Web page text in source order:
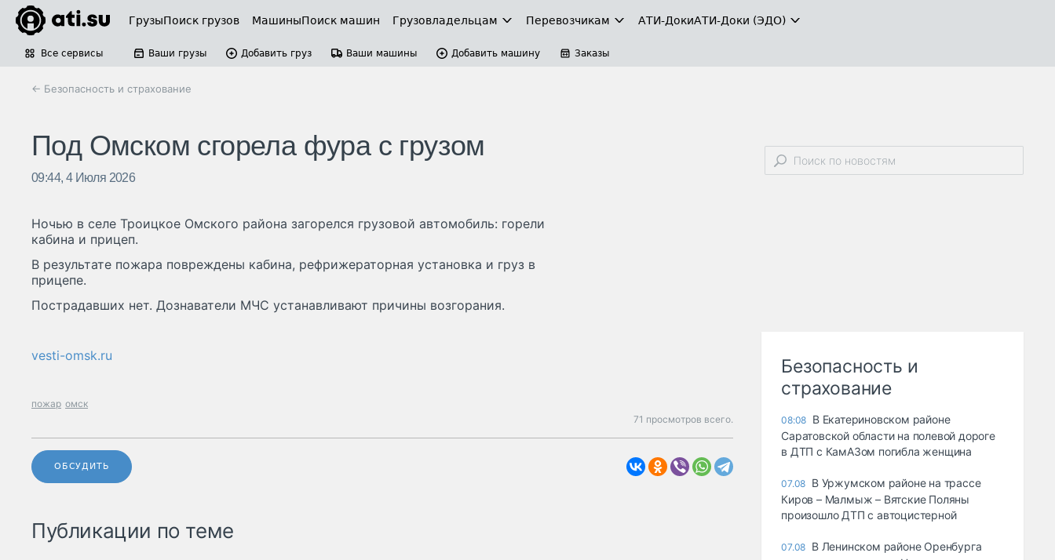
ГрузыПоиск грузов МашиныПоиск машин Грузовладельцам Перевозчикам АТИ-ДокиАТИ-Доки (ЭДО)
Все сервисы Ваши грузы Добавить груз Ваши машины Добавить машину Заказы
← Безопасность и страхование
Под Омском сгорела фура с грузом
09:44, 4 Июля 2026
Ночью в селе Троицкое Омского района загорелся грузовой автомобиль: горели
кабина и прицеп.
В результате пожара повреждены кабина, рефрижераторная установка и груз в
прицепе.
Пострадавших нет. Дознаватели МЧС устанавливают причины возгорания.
vesti-omsk.ru
пожар омск
71 просмотров всего.
ОБСУДИТЬ
Публикации по теме
Безопасность и
страхование
08:08 В Екатериновском районе
Саратовской области на полевой дороге
в ДТП с КамАЗом погибла женщина
07.08 В Уржумском районе на трассе
Киров – Малмыж – Вятские Поляны
произошло ДТП с автоцистерной
07.08 В Ленинском районе Оренбурга